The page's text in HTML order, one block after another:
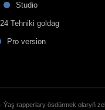
Studio
Tehniki goldag
Pro version
Ýaş rapperlary ösdürmek olaryñ